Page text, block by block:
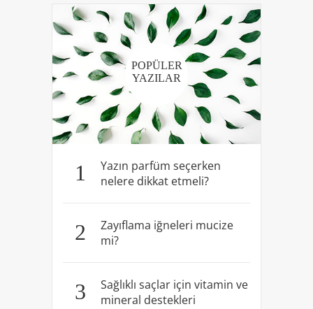
POPÜLER
YAZILAR
1
Yazın parfüm seçerken
nelere dikkat etmeli?
2
Zayıflama iğneleri mucize
mi?
3
Sağlıklı saçlar için vitamin ve
mineral destekleri